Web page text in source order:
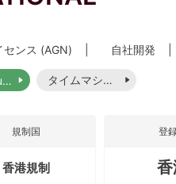
センス (AGN) 自社開発
https://www.henghua.hk/henghuaEnglish/hgnhe.html タイムマシーン
規制国
香港規制
登
ブローカーは